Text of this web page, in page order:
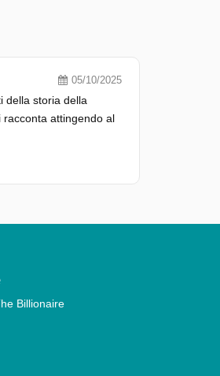
05/10/2025
della storia della
attingendo al
Billionaire